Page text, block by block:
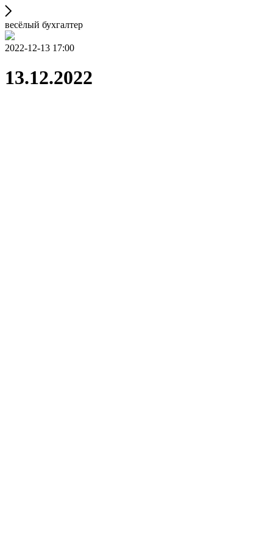
весёлый бухгалтер
2022-12-13 17:00
13.12.2022